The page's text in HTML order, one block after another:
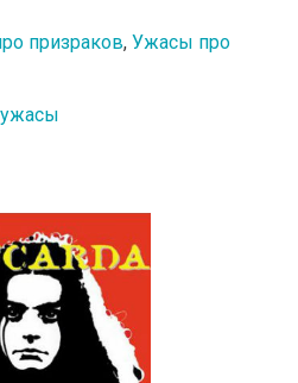
призраков, Ужасы про